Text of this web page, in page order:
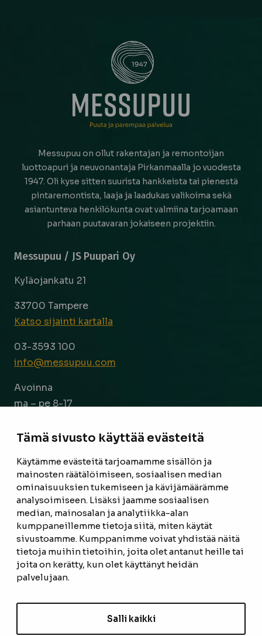
Tämä sivusto käyttää evästeitä
Käytämme evästeitä tarjoamamme sisällön ja
mainosten räätälöimiseen, sosiaalisen median
ominaisuuksien tukemiseen ja kävijämäärämme
analysoimiseen. Lisäksi jaamme sosiaalisen
median, mainosalan ja analytiikka-alan
kumppaneillemme tietoja siitä, miten käytät
sivustoamme. Kumppanimme voivat yhdistää näitä
tietoja muihin tietoihin, joita olet antanut heille tai
joita on kerätty, kun olet käyttänyt heidän
palvelujaan.
Salli kaikki
Messupuu on ollut rakentajan ja remontoijan
luottoapuri ja neuvonantaja Pirkanmaalla jo vuodesta
1947. Oli kyse sitten suurista hankkeista tai pienestä
pintaremontista, laaja ja laadukas valikoima sekä
asiantunteva henkilökunta ovat valmiina tarjoamaan
parhaan puutavaran jokaiseen projektiin.
Messupuu / JS Puupari Oy
Kyläojankatu 21
33700 Tampere
Katso sijainti kartalla
03-3593 100
info@messupuu.com
Avoinna
ma – pe 8-17
ETUSIVU
TUOTTEET
REFERENSSIT
OTA YHTEYTTÄ
EVÄSTEASETUKSET